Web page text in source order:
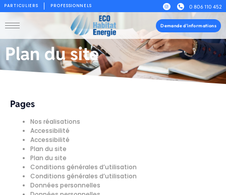
PARTICULIERS PROFESSIONNELS 0 806 110 452
Demande d'informations
Plan du site
Pages
Nos réalisations
Accessibilité
Accessibilité
Plan du site
Plan du site
Conditions générales d’utilisation
Conditions générales d’utilisation
Données personnelles